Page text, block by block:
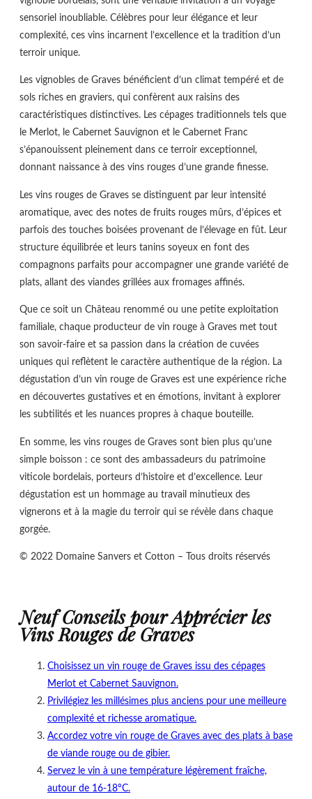
sensoriel inoubliable. Célèbres pour leur élégance et leur
complexité, ces vins incarnent l’excellence et la tradition d’un
terroir unique.
Les vignobles de Graves bénéficient d’un climat tempéré et de
sols riches en graviers, qui confèrent aux raisins des
caractéristiques distinctives. Les cépages traditionnels tels que
le Merlot, le Cabernet Sauvignon et le Cabernet Franc
s’épanouissent pleinement dans ce terroir exceptionnel,
donnant naissance à des vins rouges d’une grande finesse.
Les vins rouges de Graves se distinguent par leur intensité
aromatique, avec des notes de fruits rouges mûrs, d’épices et
parfois des touches boisées provenant de l’élevage en fût. Leur
structure équilibrée et leurs tanins soyeux en font des
compagnons parfaits pour accompagner une grande variété de
plats, allant des viandes grillées aux fromages affinés.
Que ce soit un Château renommé ou une petite exploitation
familiale, chaque producteur de vin rouge à Graves met tout
son savoir-faire et sa passion dans la création de cuvées
uniques qui reflètent le caractère authentique de la région. La
dégustation d’un vin rouge de Graves est une expérience riche
en découvertes gustatives et en émotions, invitant à explorer
les subtilités et les nuances propres à chaque bouteille.
En somme, les vins rouges de Graves sont bien plus qu’une
simple boisson : ce sont des ambassadeurs du patrimoine
viticole bordelais, porteurs d’histoire et d’excellence. Leur
dégustation est un hommage au travail minutieux des
vignerons et à la magie du terroir qui se révèle dans chaque
gorgée.
© 2022 Domaine Sanvers et Cotton – Tous droits réservés
Neuf Conseils pour Apprécier les
Vins Rouges de Graves
Choisissez un vin rouge de Graves issu des cépages
Merlot et Cabernet Sauvignon.
Privilégiez les millésimes plus anciens pour une meilleure
complexité et richesse aromatique.
Accordez votre vin rouge de Graves avec des plats à base
de viande rouge ou de gibier.
Servez le vin à une température légèrement fraîche,
autour de 16-18°C.